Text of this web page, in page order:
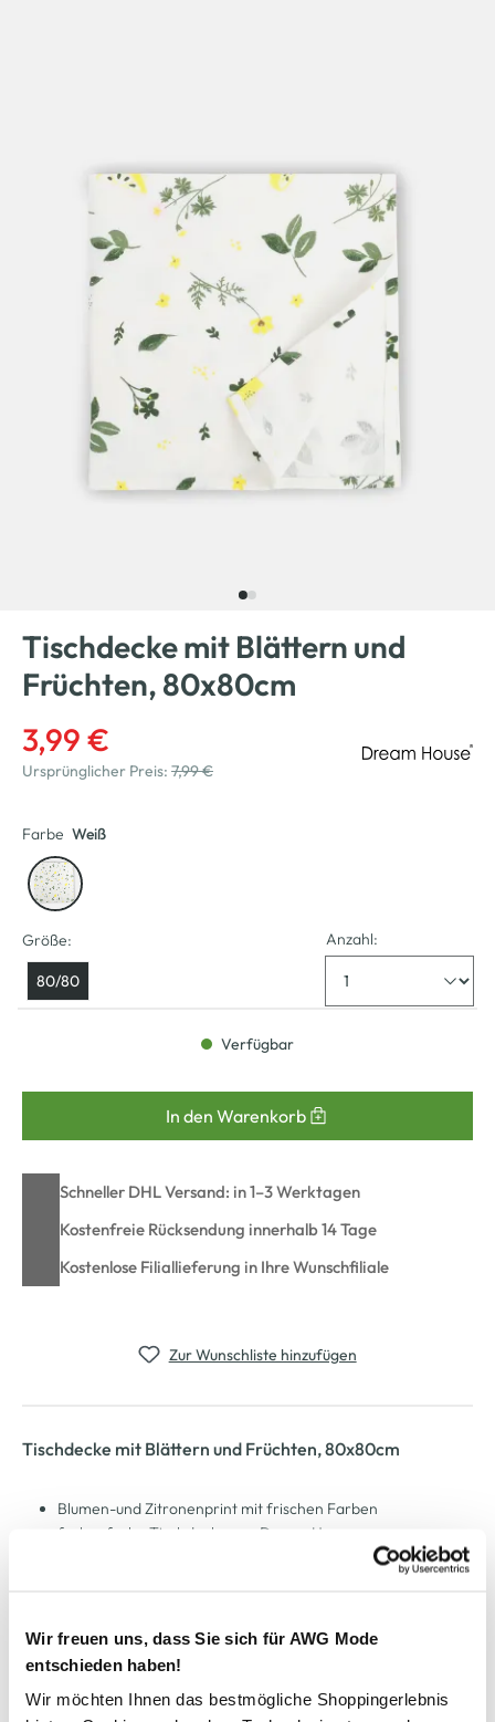
Wir freuen uns, dass Sie sich für AWG Mode
entschieden haben!
Wir möchten Ihnen das bestmögliche Shoppingerlebnis
Tischdecke mit Blättern und
Früchten, 80x80cm
3,99 €
Ursprünglicher Preis: 7,99 €
Farbe Weiß
Größe:
80/80
Anzahl:
Verfügbar
In den Warenkorb
Schneller DHL Versand: in 1–3 Werktagen
Kostenfreie Rücksendung innerhalb 14 Tage
Kostenlose Filiallieferung in Ihre Wunschfiliale
Zur Wunschliste hinzufügen
Tischdecke mit Blättern und Früchten, 80x80cm
Blumen-und Zitronenprint mit frischen Farben
farbenfrohe Tischdecke von Dream House
Größe: 80x80cm
AWG Artikelnummer